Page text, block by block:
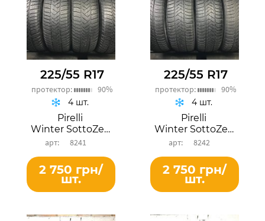
225/55 R17
протектор: 90%
Pirelli
Winter SottoZero 3
8241
4 шт.
2 750 грн/
шт.
225/55 R17
протектор: 90%
Pirelli
Winter SottoZero 3
8242
4 шт.
2 750 грн/
шт.